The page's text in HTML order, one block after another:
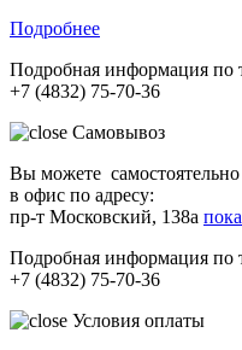
Подробнее
Подробная информация по
+7 (4832) 75-70-36
Самовывоз
Вы можете самостоятельно
в офис по адресу:
пр-т Московский, 138а
Подробная информация по
+7 (4832) 75-70-36
Условия оплаты